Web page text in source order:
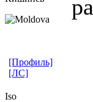
[Профиль]
[ЛС]
Iso